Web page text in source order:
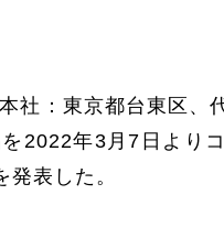
社：東京都台東区、
2022年3月7日より
表した。